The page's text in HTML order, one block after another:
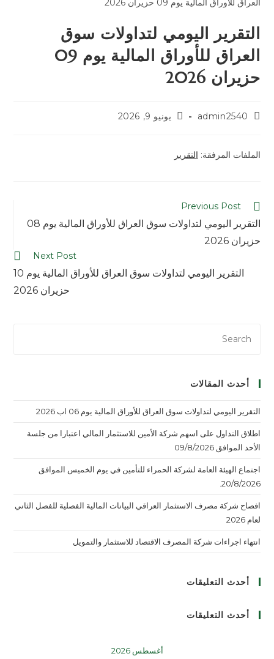
التقرير اليومي لتداولات سوق
العراق للأوراق المالية يوم 09
حزيران 2026
admin2540 يونيو 9, 2026
الملفات المرفقة: التقرير
Previous Post
التقرير اليومي لتداولات سوق العراق للأوراق المالية يوم 08
حزيران 2026
Next Post
التقرير اليومي لتداولات سوق العراق للأوراق المالية يوم 10
حزيران 2026
أحدث المقالات
التقرير اليومي لتداولات سوق العراق للأوراق المالية يوم 06 اب 2026
اطلاق التداول على اسهم شركة الأمين للاستثمار المالي اعتبارا من جلسة
الأحد الموافق 09/8/2026
اجتماع الهيئة العامة لشركة الحمراء للتأمين في يوم الخميس الموافق
20/8/2026.
افصاح شركة مصرف الاستثمار العراقي البيانات المالية الفصلية للفصل الثاني
لعام 2026
انتهاء اجراءات شركة المصرف الاقتصاد للاستثمار والتمويل
أحدث التعليقات
أحدث التعليقات
أغسطس 2026